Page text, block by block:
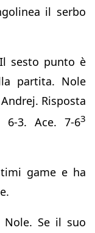
il serbo
sesto punto è
partita. Nole
Risposta
6-3. Ace. 7-63
game e ha
Nole. Se il suo